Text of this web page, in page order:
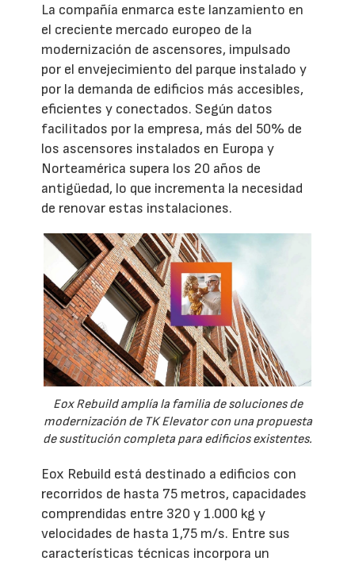
La compañía enmarca este lanzamiento en
el creciente mercado europeo de la
modernización de ascensores, impulsado
por el envejecimiento del parque instalado y
por la demanda de edificios más accesibles,
eficientes y conectados. Según datos
facilitados por la empresa, más del 50% de
los ascensores instalados en Europa y
Norteamérica supera los 20 años de
antigüedad, lo que incrementa la necesidad
de renovar estas instalaciones.
Eox Rebuild amplía la familia de soluciones de
modernización de TK Elevator con una propuesta
de sustitución completa para edificios existentes.
Eox Rebuild está destinado a edificios con
recorridos de hasta 75 metros, capacidades
comprendidas entre 320 y 1.000 kg y
velocidades de hasta 1,75 m/s. Entre sus
características técnicas incorpora un